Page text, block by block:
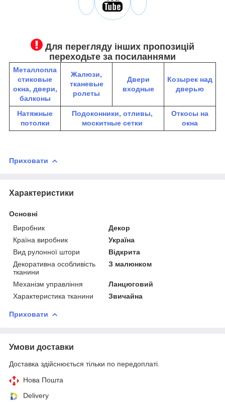
Для перегляду інших пропозицій
переходьте за посиланнями
Металлопла
стиковые
окна, двери,
балконы
Жалюзи,
тканевые
ролеты
Двери
входные
Козырек над
дверью
Натяжные
потолки
Подоконники, отливы,
москитные сетки
Откосы на
окна
Приховати
Характеристики
Основні
Виробник
Декор
Країна виробник
Україна
Вид рулонної штори
Відкрита
Декоративна особливість
тканини
З малюнком
Механізм управління
Ланцюговий
Характеристика тканини
Звичайна
Приховати
Умови доставки
Доставка здійснюється тільки по передоплаті.
Нова Пошта
Delivery